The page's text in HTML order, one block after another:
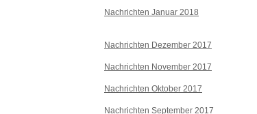
Nachrichten Januar 2018
Nachrichten Dezember 2017
Nachrichten November 2017
Nachrichten Oktober 2017
Nachrichten September 2017